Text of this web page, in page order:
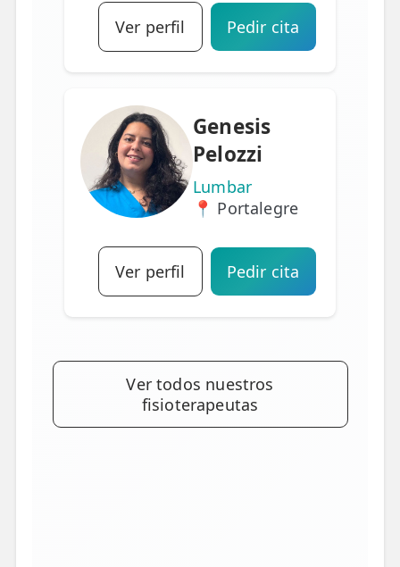
Ver perfil Pedir cita
Genesis
Pelozzi
Lumbar
📍 Portalegre
Ver perfil Pedir cita
Ver todos nuestros
fisioterapeutas